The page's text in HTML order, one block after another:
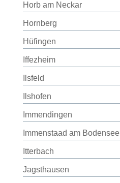
Horb am Neckar
Hornberg
Hüfingen
Iffezheim
Ilsfeld
Ilshofen
Immendingen
Immenstaad am Bodensee
Itterbach
Jagsthausen